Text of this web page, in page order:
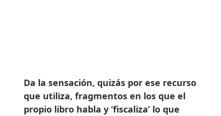
Da la sensación, quizás por ese recurso
que utiliza, fragmentos en los que el
propio libro habla y ‘fiscaliza’ lo que